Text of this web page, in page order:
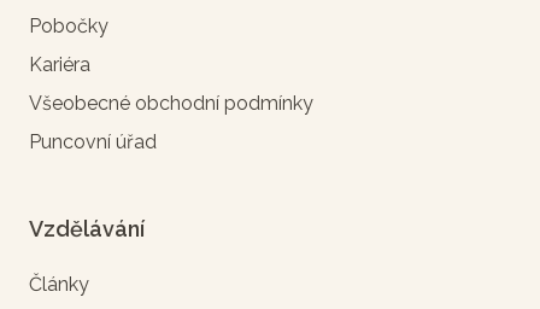
Pobočky
Kariéra
Všeobecné obchodní podmínky
Puncovní úřad
Vzdělávání
Články